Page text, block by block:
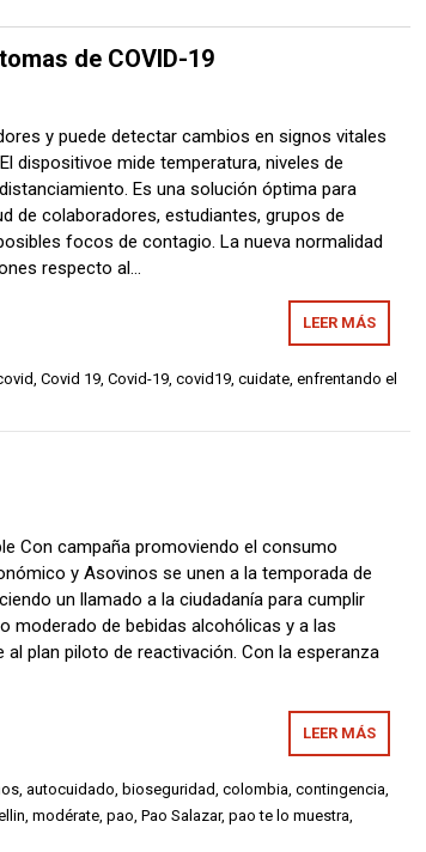
de COVID-19
y puede detectar cambios en signos vitales
dispositivoe mide temperatura, niveles de
Es una solución óptima para
de colaboradores, estudiantes, grupos de
focos de contagio. La nueva normalidad
respecto al…
LEER MÁS
, Covid 19, Covid-19, covid19, cuidate, enfrentando el
Con campaña promoviendo el consumo
y Asovinos se unen a la temporada de
un llamado a la ciudadanía para cumplir
moderado de bebidas alcohólicas y a las
plan piloto de reactivación. Con la esperanza
LEER MÁS
autocuidado bioseguridad colombia contingencia
modérate pao Pao Salazar, pao te lo muestra